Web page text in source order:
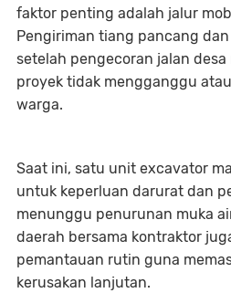
faktor penting adalah jalur
Pengiriman tiang pancang
setelah pengecoran jalan
proyek tidak mengganggu
warga.
Saat ini, satu unit excavator
untuk keperluan darurat dan
menunggu penurunan muka
daerah bersama kontraktor
pemantauan rutin guna
kerusakan lanjutan.